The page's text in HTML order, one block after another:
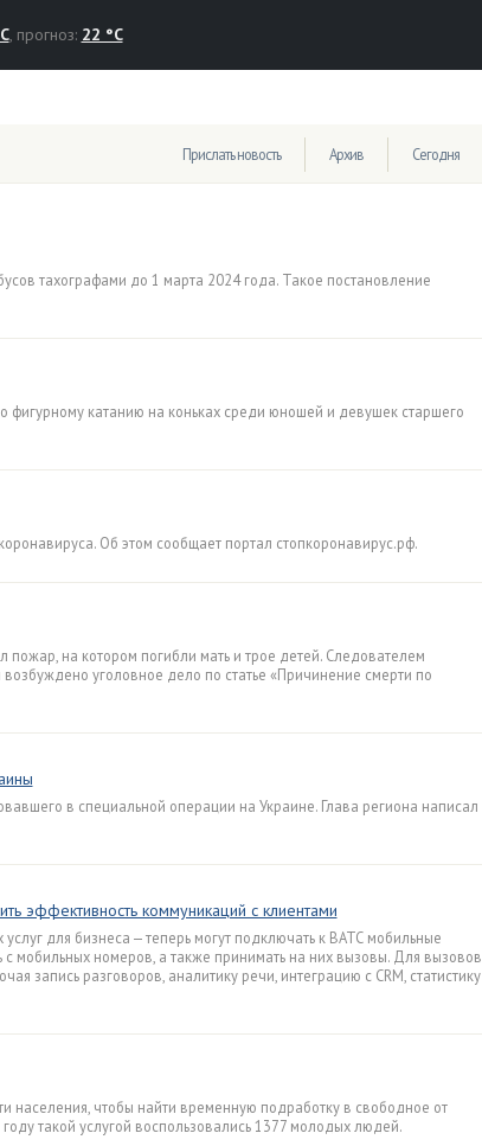
, прогноз: 22 °C
Прислать новость Архив Сегодня
тахографами до 1 марта 2024 года. Такое постановление
катанию на коньках среди юношей и девушек старшего
Об этом сообщает портал стопкоронавирус.рф.
на котором погибли мать и трое детей. Следователем
уголовное дело по статье «Причинение смерти по
в специальной операции на Украине. Глава региона написал
эффективность коммуникаций с клиентами
для бизнеса — теперь могут подключать к ВАТС мобильные
мобильных номеров, а также принимать на них вызовы. Для вызовов
запись разговоров, аналитику речи, интеграцию с CRM, статистику
населения, чтобы найти временную подработку в свободное от
такой услугой воспользовались 1377 молодых людей.